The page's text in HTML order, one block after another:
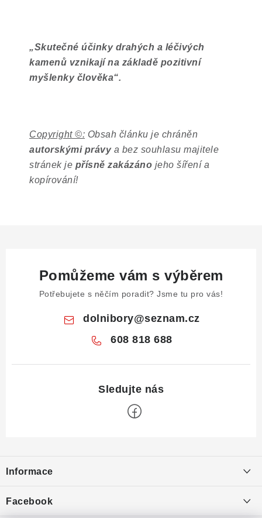
„Skutečné účinky drahých a léčivých
kamenů vznikají na základě pozitivní
myšlenky člověka“.
Copyright ©: Obsah článku je chráněn
autorskými právya bez souhlasu majitele
stránek je přísně zakázáno jeho šíření a
kopírování!
Pomůžeme vám s výběrem
Potřebujete s něčím poradit? Jsme tu pro vás!
dolnibory@seznam.cz
608 818 688
p
a
Informace
Facebook